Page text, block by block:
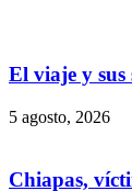
El viaje y
5 agosto, 2026
Chiapas,